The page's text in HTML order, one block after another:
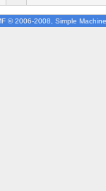
© 2006-2008, Simple